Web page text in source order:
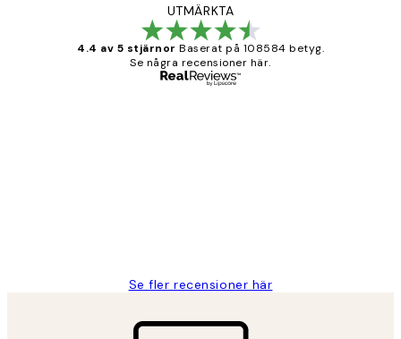
UTMÄRKTA
4.4 av 5 stjärnor Baserat på 108584 betyg.
Se några recensioner här.
Se fler recensioner här